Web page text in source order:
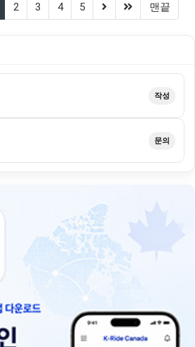
(current)
2 3 4 5 (next)(last)맨끝
작성
문의